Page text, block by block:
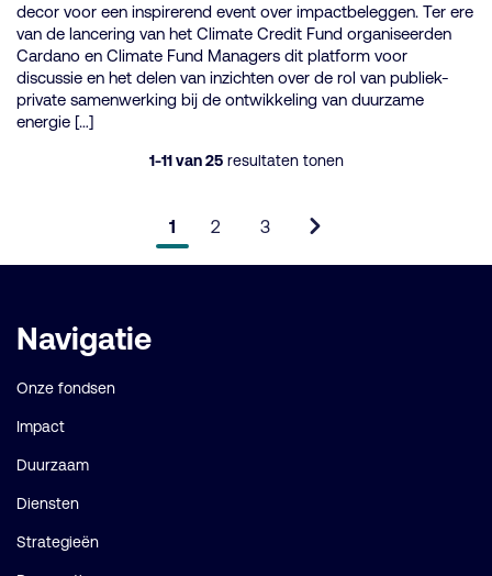
decor voor een inspirerend event over impactbeleggen. Ter ere
van de lancering van het Climate Credit Fund organiseerden
Cardano en Climate Fund Managers dit platform voor
discussie en het delen van inzichten over de rol van publiek-
private samenwerking bij de ontwikkeling van duurzame
energie […]
1-11 van 25resultaten tonen
Pagina
1
Pagina
2
Pagina
3
Volgende
Belangrijke
links
Navigatie
Onze fondsen
Impact
Duurzaam
Diensten
Strategieën